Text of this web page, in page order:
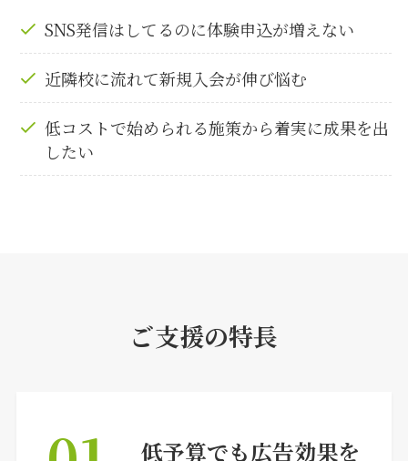
SNS発信はしてるのに体験申込が増えない
近隣校に流れて新規入会が伸び悩む
低コストで始められる施策から着実に成果を出
したい
ご支援の特長
低予算でも広告効果を